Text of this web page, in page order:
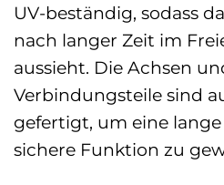
UV-beständig, sodass
nach langer Zeit im
aussieht. Die Achsen
Verbindungsteile sind
gefertigt, um eine
sichere Funktion zu